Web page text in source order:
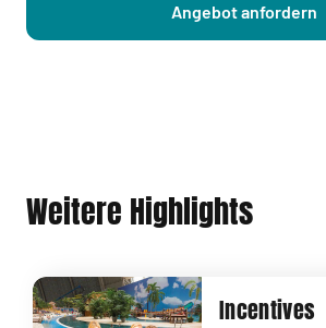
Angebot anfordern
Weitere Highlights
Incentives